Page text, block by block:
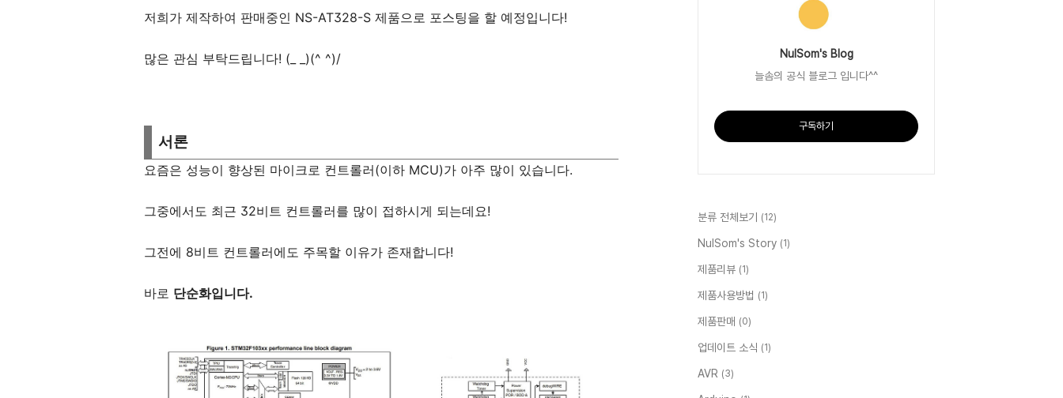
저희가 제작하여 판매중인 NS-AT328-S 제품으로 포스팅을 할 예정입니다!
많은 관심 부탁드립니다! (_ _)(^ ^)/
서론
요즘은 성능이 향상된 마이크로 컨트롤러(이하 MCU)가 아주 많이 있습니다.
그중에서도 최근 32비트 컨트롤러를 많이 접하시게 되는데요!
그전에 8비트 컨트롤러에도 주목할 이유가 존재합니다!
바로 단순화입니다.
NulSom's Blog
늘솜의 공식 블로그 입니다^^
구독하기
분류 전체보기 (12)
NulSom's Story (1)
제품리뷰 (1)
제품사용방법 (1)
제품판매 (0)
업데이트 소식 (1)
AVR (3)